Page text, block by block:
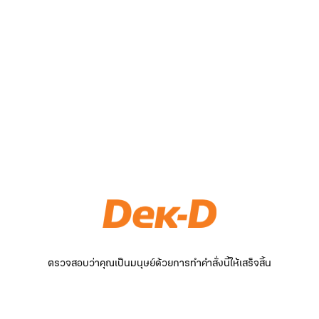
ตรวจสอบว่าคุณเป็นมนุษย์ด้วยการทำคำสั่งนี้ให้เสร็จสิ้น